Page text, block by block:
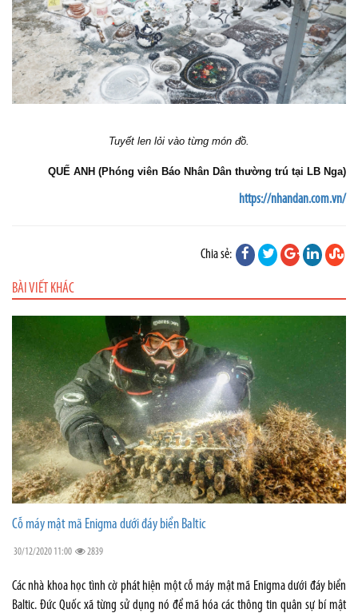
Tuyết len lỏi vào từng món đồ.
QUẾ ANH (Phóng viên Báo Nhân Dân thường trú tại LB Nga)
https://nhandan.com.vn/
Chia sẻ:
BÀI VIẾT KHÁC
Cỗ máy mật mã Enigma dưới đáy biển Baltic
30/12/2020 11:00 2839
Các nhà khoa học tình cờ phát hiện một cỗ máy mật mã Enigma dưới đáy biển
Baltic. Đức Quốc xã từng sử dụng nó để mã hóa các thông tin quân sự bí mật